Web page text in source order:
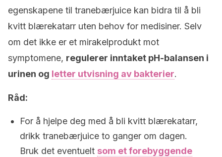
egenskapene til tranebærjuice kan bidra til å bli
kvitt blærekatarr uten behov for medisiner. Selv
om det ikke er et mirakelprodukt mot
symptomene, regulerer inntaket pH-balansen i
urinen og letter utvisning av bakterier.
Råd:
For å hjelpe deg med å bli kvitt blærekatarr,
drikk tranebærjuice to ganger om dagen.
Bruk det eventuelt som et forebyggende